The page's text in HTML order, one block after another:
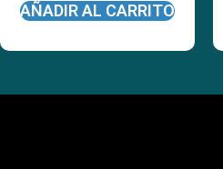
AÑADIR AL CARRITO